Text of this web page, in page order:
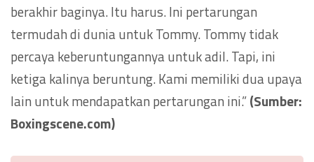
berakhir baginya. Itu harus. Ini pertarungan
termudah di dunia untuk Tommy. Tommy tidak
percaya keberuntungannya untuk adil. Tapi, ini
ketiga kalinya beruntung. Kami memiliki dua upaya
lain untuk mendapatkan pertarungan ini.”(Sumber:
Boxingscene.com)